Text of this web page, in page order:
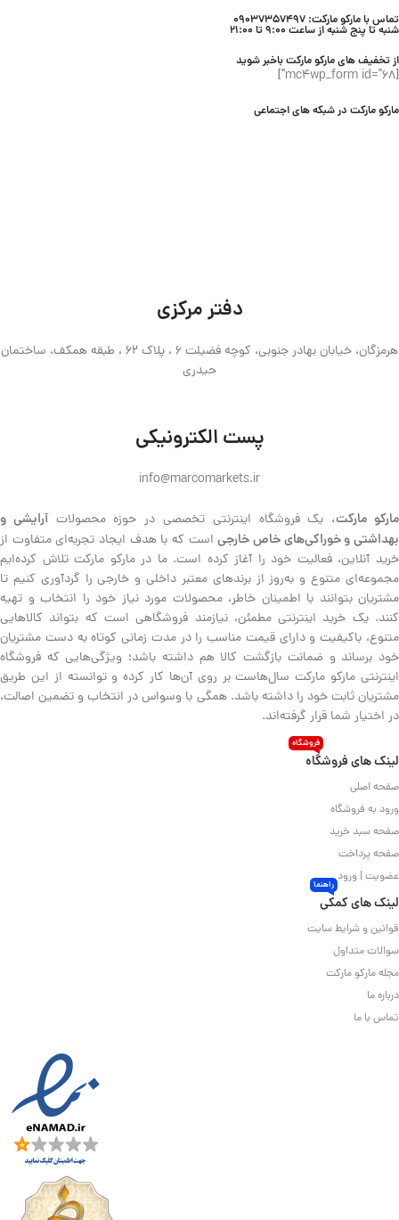
تماس با مارکو مارکت: 09037357497
شنبه تا پنج شنبه از ساعت 9:00 تا 21:00
از تخفیف های مارکو مارکت باخبر شوید
[mc4wp_form id="68"]
مارکو مارکت در شبکه های اجتماعی
دفتر مرکزی
هرمزگان، خیابان بهادر جنوبی، کوچه فضیلت 6 ، پلاک 62 ، طبقه همکف، ساختمان
حیدری
پست الکترونیکی
info@marcomarkets.ir
مارکو مارکت، یک فروشگاه اینترنتی تخصصی در حوزه محصولاتآرایشی و
بهداشتی و خوراکی‌های خاص خارجیاست که با هدف ایجاد تجربه‌ای متفاوت از
خرید آنلاین، فعالیت خود را آغاز کرده است. ما در مارکو مارکت تلاش کرده‌ایم
مجموعه‌ای متنوع و به‌روز از برندهای معتبر داخلی و خارجی را گردآوری کنیم تا
مشتریان بتوانند با اطمینان خاطر، محصولات مورد نیاز خود را انتخاب و تهیه
کنند. یک خرید اینترنتی مطمئن، نیازمند فروشگاهی است که بتواند کالاهایی
متنوع، باکیفیت و دارای قیمت مناسب را در مدت زمانی کوتاه به دست مشتریان
خود برساند و ضمانت بازگشت کالا هم داشته باشد؛ ویژگی‌هایی که فروشگاه
اینترنتی مارکو مارکت سال‌هاست بر روی آن‌ها کار کرده و توانسته از این طریق
مشتریان ثابت خود را داشته باشد. همگی با وسواس در انتخاب و تضمین اصالت،
در اختیار شما قرار گرفته‌اند.
لینک های فروشگاه
فروشگاه
صفحه اصلی
ورود به فروشگاه
صفحه سبد خرید
صفحه پرداخت
عضویت | ورود
لینک های کمکی
راهنما
قوانین و شرایط سایت
سوالات متداول
مجله مارکو مارکت
درباره ما
تماس با ما